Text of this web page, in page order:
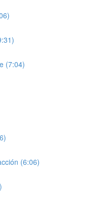
(7:04)
(6:06)